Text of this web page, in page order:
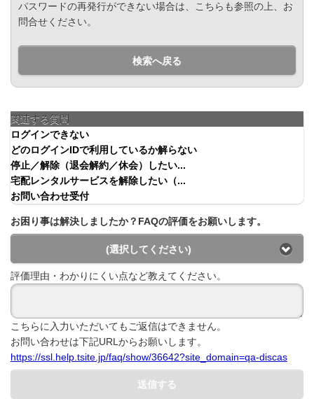
パスワードの再発行ができない場合は、こちらも参照の上、お
問合せください。
検索へ戻る
関連する質問
ログインできない
どのログインIDで利用しているか解らない
停止／解除（退会解約／休会）したい...
宅配レンタルサービスを解除したい（...
お問い合わせ受付
お困り事は解決しましたか？FAQの評価をお願いします。
(選択してください)
評価理由・わかりにくい点など教えてください。
こちらに入力いただいてもご返信はできません。
お問い合わせは下記URLからお願いします。
https://ssl.help.tsite.jp/faq/show/36642?site_domain=qa-discas
送信する